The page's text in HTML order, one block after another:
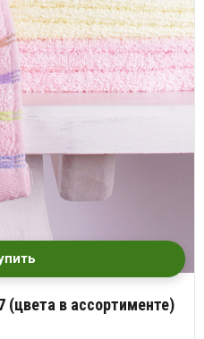
(цвета в ассортименте)